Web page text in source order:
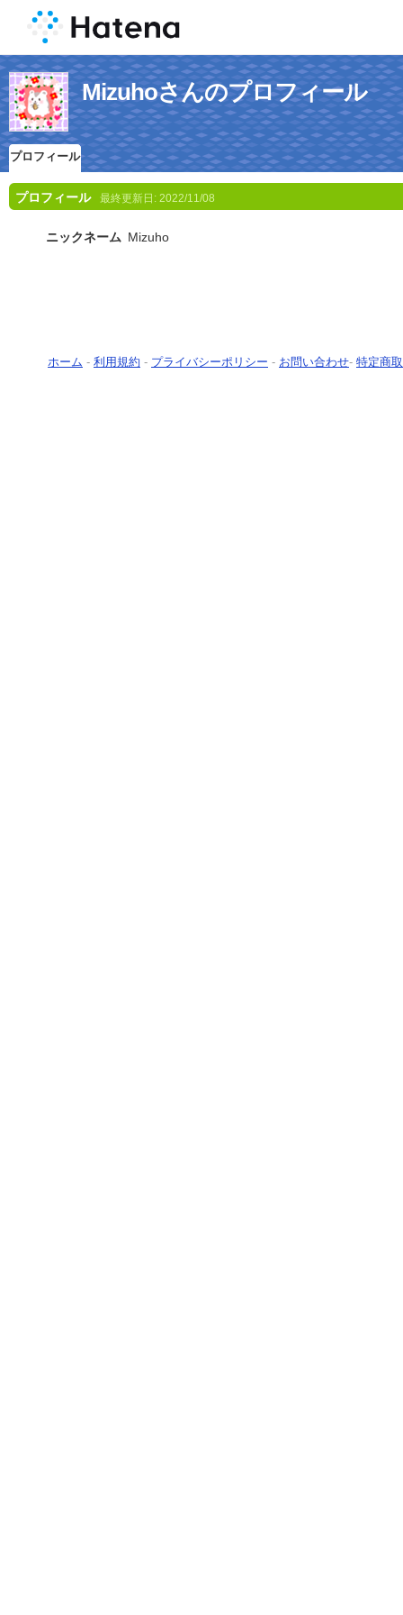
Mizuhoさんのプロフィール
プロフィール
プロフィール 最終更新日: 2022/11/08
ニックネーム Mizuho
ホーム - 利用規約 - プライバシーポリシー - お問い合わせ- 特定商